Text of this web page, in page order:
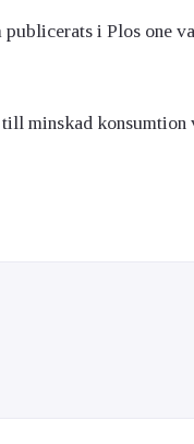
publicerats i Plos one
till minskad